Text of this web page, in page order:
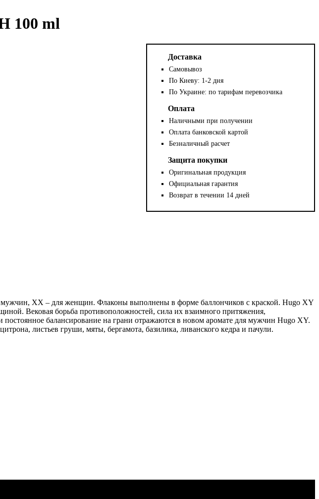
100 ml
Доставка
Самовывоз
По Киеву: 1-2 дня
По Украине: по тарифам перевозчика
Оплата
Наличными при получении
Оплата банковской картой
Безналичный расчет
Защита покупки
Оригинальная продукция
Официальная гарантия
Возврат в течении 14 дней
мужчин, XX – для женщин. Флаконы выполнены в форме баллончиков с краской. Hugo XY
Вековая борьба противоположностей, сила их взаимного притяжения,
балансирование на грани отражаются в новом аромате для мужчин Hugo XY.
листьев груши, мяты, бергамота, базилика, ливанского кедра и пачули.